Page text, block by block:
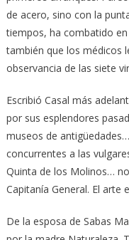
de acero, sino con la
tiempos, ha combatido
también que los médicos
observancia de las siete
Escribió Casal más
por sus esplendores
museos de
concurrentes a las
Quinta de los Molinos…
Capitanía General. El arte
De la esposa de Sabas